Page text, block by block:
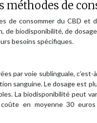
méthodes de
de consommer du CBD et
de biodisponibilité, de
besoins spécifiques.
par voie sublinguale,
sanguine. Le dosage est
La biodisponibilité peut
coûte en moyenne 30